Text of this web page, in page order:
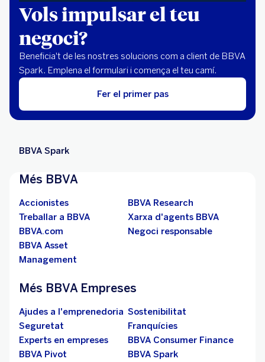
Vols impulsar el teu
negoci?
Beneficia't de les nostres solucions com a client de BBVA
Spark. Emplena el formulari i comença el teu camí.
Fer el primer pas
BBVA Spark
Més BBVA
Accionistes
BBVA Research
Treballar a BBVA
Xarxa d'agents BBVA
BBVA.com
Negoci responsable
BBVA Asset
Management
Més BBVA Empreses
Ajudes a l'emprenedoria Sostenibilitat
Seguretat
Franquícies
Experts en empreses
BBVA Consumer Finance
BBVA Pivot
BBVA Spark